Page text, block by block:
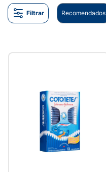
Filtrar Recomendados